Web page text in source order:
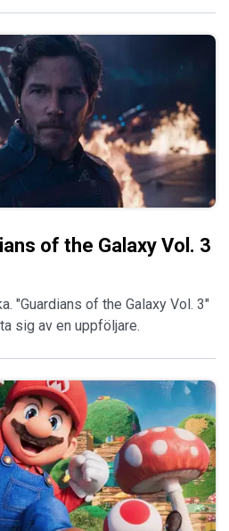
of the Galaxy Vol. 3
"Guardians of the Galaxy Vol. 3"
sig av en uppföljare.